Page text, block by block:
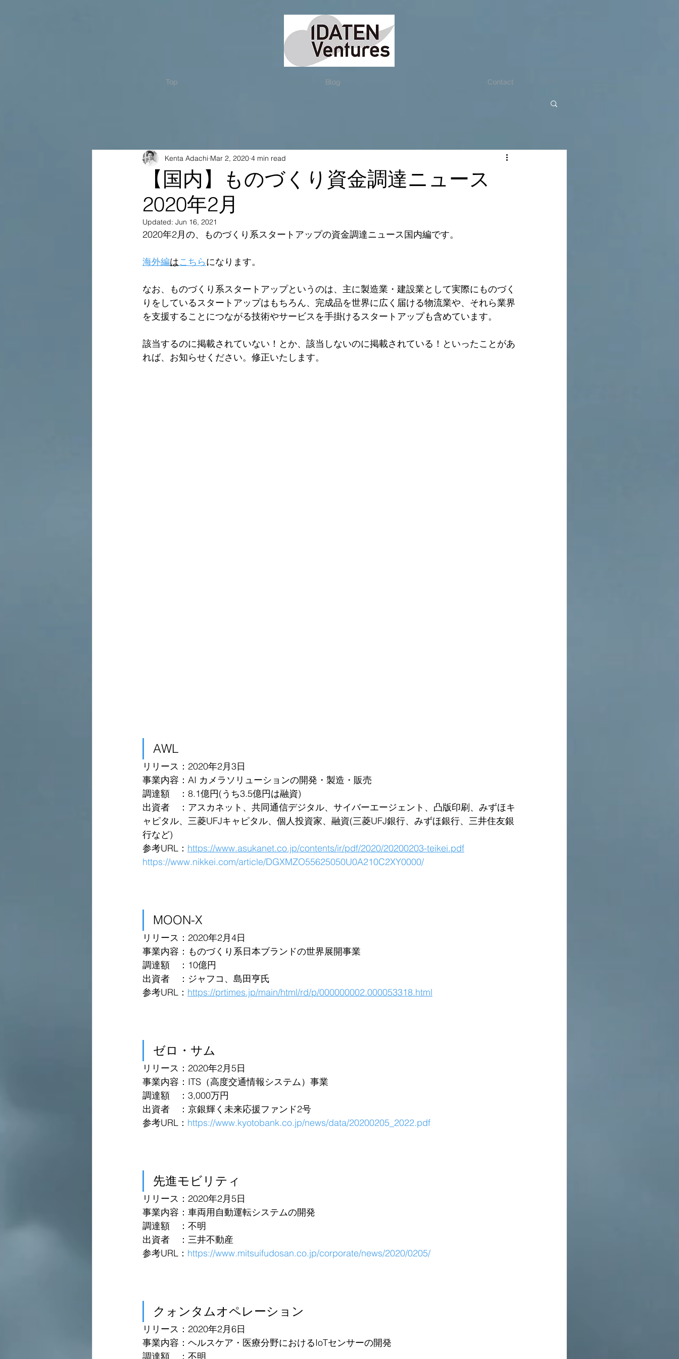
Top Blog Contact
【国内】ものづくり資金調達ニュース
2020年2月
Kenta Adachi Mar 2, 2020 4 min read
Updated: Jun 16, 2021
2020年2月の、ものづくり系スタートアップの資金調達ニュース国内編です。
海外編はこちらになります。
なお、ものづくり系スタートアップというのは、主に製造業・建設業として実際にものづく
りをしているスタートアップはもちろん、完成品を世界に広く届ける物流業や、それら業界
を支援することにつながる技術やサービスを手掛けるスタートアップも含めています。
該当するのに掲載されていない！とか、該当しないのに掲載されている！といったことがあ
れば、お知らせください。修正いたします。
AWL
リリース：2020年2月3日
事業内容：AI カメラソリューションの開発・製造・販売
調達額　：8.1億円(うち3.5億円は融資)
出資者　：アスカネット、共同通信デジタル、サイバーエージェント、凸版印刷、みずほキ
ャピタル、三菱UFJキャピタル、個人投資家、融資(三菱UFJ銀行、みずほ銀行、三井住友銀
行など)
参考URL： https://www.asukanet.co.jp/contents/ir/pdf/2020/20200203-teikei.pdf
https://www.nikkei.com/article/DGXMZO55625050U0A210C2XY0000/
MOON-X
リリース：2020年2月4日
事業内容：ものづくり系日本ブランドの世界展開事業
調達額　：10億円
出資者　：ジャフコ、島田亨氏
参考URL： https://prtimes.jp/main/html/rd/p/000000002.000053318.html
ゼロ・サム
リリース：2020年2月5日
事業内容：ITS（高度交通情報システム）事業
調達額　：3,000万円
出資者　：京銀輝く未来応援ファンド2号
参考URL： https://www.kyotobank.co.jp/news/data/20200205_2022.pdf
先進モビリティ
リリース：2020年2月5日
事業内容：車両用自動運転システムの開発
調達額　：不明
出資者　：三井不動産
参考URL： https://www.mitsuifudosan.co.jp/corporate/news/2020/0205/
クォンタムオペレーション
リリース：2020年2月6日
事業内容：ヘルスケア・医療分野におけるIoTセンサーの開発
調達額　：不明